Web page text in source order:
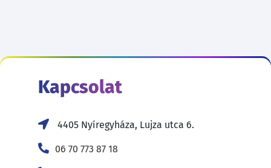
Kapcsolat
4405 Nyíregyháza, Lujza utca 6.
06 70 773 87 18